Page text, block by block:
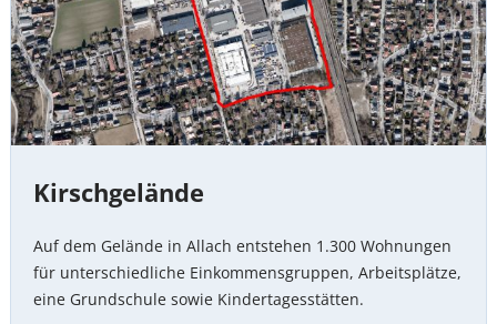
Kirschgelände
Auf dem Gelände in Allach entstehen 1.300 Wohnungen
für unterschiedliche Einkommensgruppen, Arbeitsplätze,
eine Grundschule sowie Kindertagesstätten.